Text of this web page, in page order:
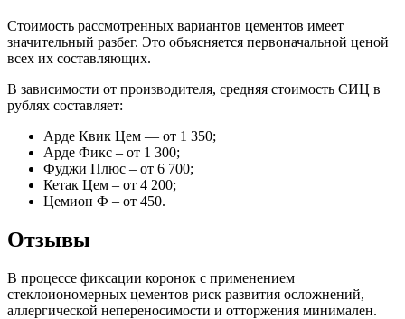
Стоимость рассмотренных вариантов цементов имеет
значительный разбег. Это объясняется первоначальной ценой
всех их составляющих.
В зависимости от производителя, средняя стоимость СИЦ в
рублях составляет:
Арде Квик Цем — от 1 350;
Арде Фикс – от 1 300;
Фуджи Плюс – от 6 700;
Кетак Цем – от 4 200;
Цемион Ф – от 450.
Отзывы
В процессе фиксации коронок с применением
стеклоиономерных цементов риск развития осложнений,
аллергической непереносимости и отторжения минимален.